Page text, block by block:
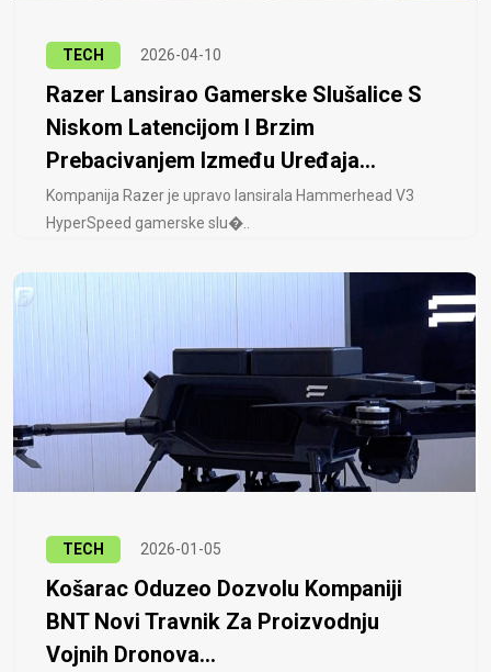
TECH 2026-04-10
Razer Lansirao Gamerske Slušalice S
Niskom Latencijom I Brzim
Prebacivanjem Između Uređaja...
Kompanija Razer je upravo lansirala Hammerhead V3
HyperSpeed ​​gamerske slu�..
TECH 2026-01-05
Košarac Oduzeo Dozvolu Kompaniji
BNT Novi Travnik Za Proizvodnju
Vojnih Dronova...